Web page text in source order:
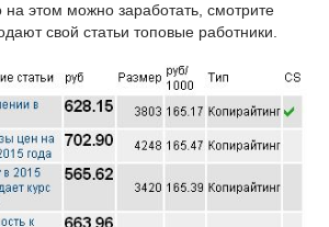
на этом можно заработать, смотрите
свой статьи топовые работники.